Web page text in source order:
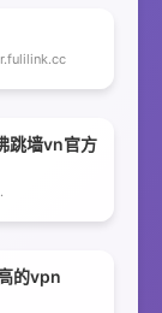
跳墙vn官方
的vpn